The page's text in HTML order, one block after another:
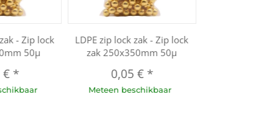
- Zip lock
50µ
€ *
LDPE zip lock zak - Zip lock
zak 250x350mm 50µ
0,05 € *
Meteen beschikbaar